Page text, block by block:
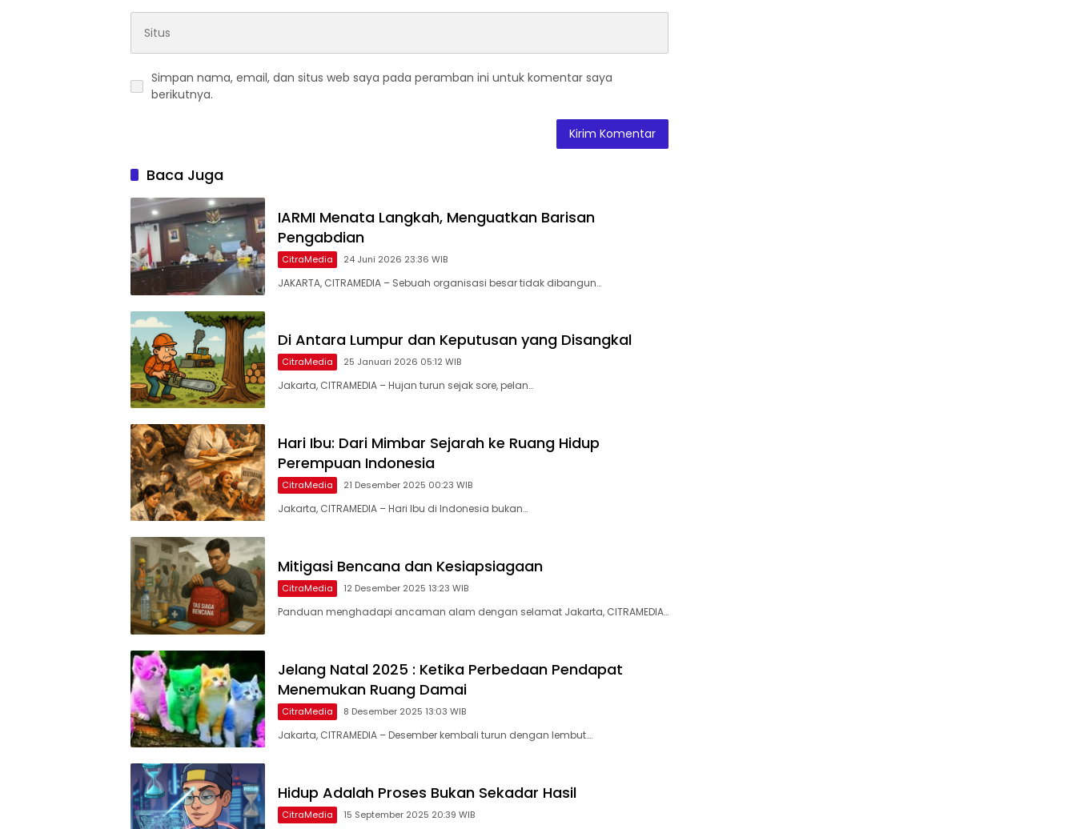
Simpan nama, email, dan situs web saya pada peramban ini untuk komentar saya
berikutnya.
Baca Juga
IARMI Menata Langkah, Menguatkan Barisan
Pengabdian
CitraMedia 24 Juni 2026 23:36 WIB
JAKARTA, CITRAMEDIA – Sebuah organisasi besar tidak dibangun…
Di Antara Lumpur dan Keputusan yang Disangkal
CitraMedia 25 Januari 2026 05:12 WIB
Jakarta, CITRAMEDIA – Hujan turun sejak sore, pelan…
Hari Ibu: Dari Mimbar Sejarah ke Ruang Hidup
Perempuan Indonesia
CitraMedia 21 Desember 2025 00:23 WIB
Jakarta, CITRAMEDIA – Hari Ibu di Indonesia bukan…
Mitigasi Bencana dan Kesiapsiagaan
CitraMedia 12 Desember 2025 13:23 WIB
Panduan menghadapi ancaman alam dengan selamat Jakarta, CITRAMEDIA…
Jelang Natal 2025 : Ketika Perbedaan Pendapat
Menemukan Ruang Damai
CitraMedia 8 Desember 2025 13:03 WIB
Jakarta, CITRAMEDIA – Desember kembali turun dengan lembut….
Hidup Adalah Proses Bukan Sekadar Hasil
CitraMedia 15 September 2025 20:39 WIB